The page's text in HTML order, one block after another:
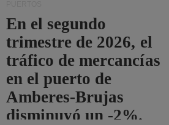
En el segundo
trimestre de 2026, el
tráfico de mercancías
en el puerto de
Amberes-Brujas
disminuyó un -2%.